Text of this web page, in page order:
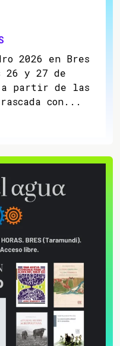
2026 en Bres
26 y 27 de
partir de las
con...